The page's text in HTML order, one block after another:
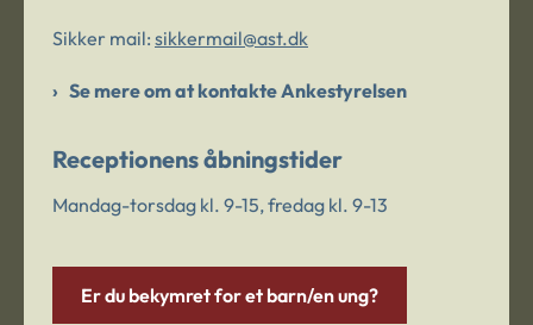
Sikker mail: sikkermail@ast.dk
Se mere om at kontakte Ankestyrelsen
Receptionens åbningstider
Mandag-torsdag kl. 9-15, fredag kl. 9-13
Er du bekymret for et barn/en ung?